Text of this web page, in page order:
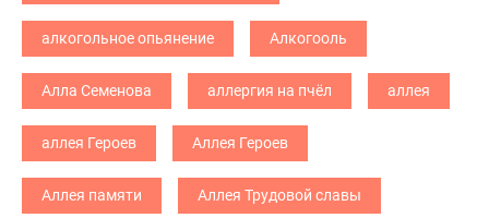
алкогольное опьянение Алкогооль
Алла Семенова аллергия на пчёл аллея
аллея Героев Аллея Героев
Аллея памяти Аллея Трудовой славы